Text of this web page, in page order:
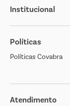
Institucional
Sobre o Covabra
Nossas Lojas
Cliente Bem Estar
Jornal de Ofertas
Políticas
Políticas Covabra
Atendimento